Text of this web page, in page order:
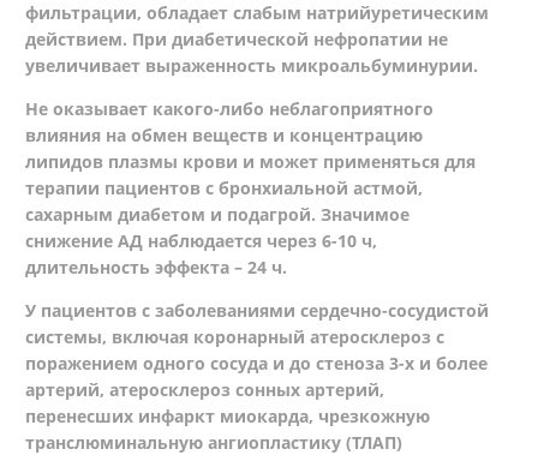
фильтрации, обладает слабым натрийуретическим
действием. При диабетической нефропатии не
увеличивает выраженность микроальбуминурии.
Не оказывает какого-либо неблагоприятного
влияния на обмен веществ и концентрацию
липидов плазмы крови и может применяться для
терапии пациентов с бронхиальной астмой,
сахарным диабетом и подагрой. Значимое
снижение АД наблюдается через 6-10 ч,
длительность эффекта – 24 ч.
У пациентов с заболеваниями сердечно-сосудистой
системы, включая коронарный атеросклероз с
поражением одного сосуда и до стеноза 3-х и более
артерий, атеросклероз сонных артерий,
перенесших инфаркт миокарда, чрезкожную
транслюминальную ангиопластику (ТЛАП)